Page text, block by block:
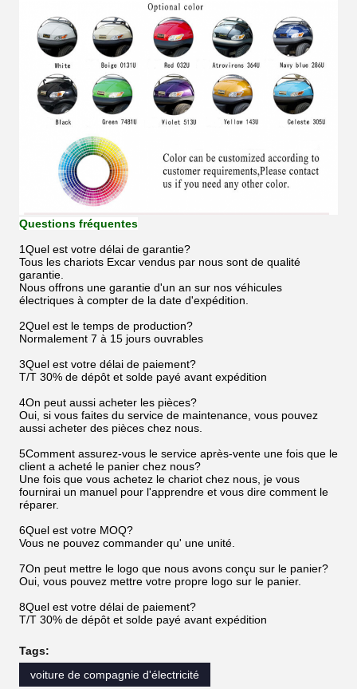
Questions fréquentes
1Quel est votre délai de garantie?
Tous les chariots Excar vendus par nous sont de qualité
garantie.
Nous offrons une garantie d'un an sur nos véhicules
électriques à compter de la date d'expédition.
2Quel est le temps de production?
Normalement 7 à 15 jours ouvrables
3Quel est votre délai de paiement?
T/T 30% de dépôt et solde payé avant expédition
4On peut aussi acheter les pièces?
Oui, si vous faites du service de maintenance, vous pouvez
aussi acheter des pièces chez nous.
5Comment assurez-vous le service après-vente une fois que le
client a acheté le panier chez nous?
Une fois que vous achetez le chariot chez nous, je vous
fournirai un manuel pour l'apprendre et vous dire comment le
réparer.
6Quel est votre MOQ?
Vous ne pouvez commander qu' une unité.
7On peut mettre le logo que nous avons conçu sur le panier?
Oui, vous pouvez mettre votre propre logo sur le panier.
8Quel est votre délai de paiement?
T/T 30% de dépôt et solde payé avant expédition
Tags:
voiture de compagnie d'électricité